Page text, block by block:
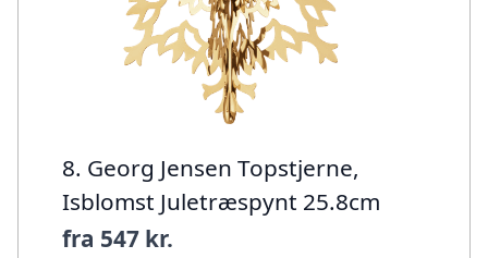
8. Georg Jensen Topstjerne,
Isblomst Juletræspynt 25.8cm
fra 547 kr.